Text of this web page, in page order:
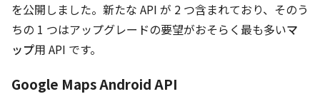
を公開しました。新たな API が 2 つ含まれており、そのう
ちの 1 つはアップグレードの要望がおそらく最も多いマ
ップ用 API です。
Google Maps Android API